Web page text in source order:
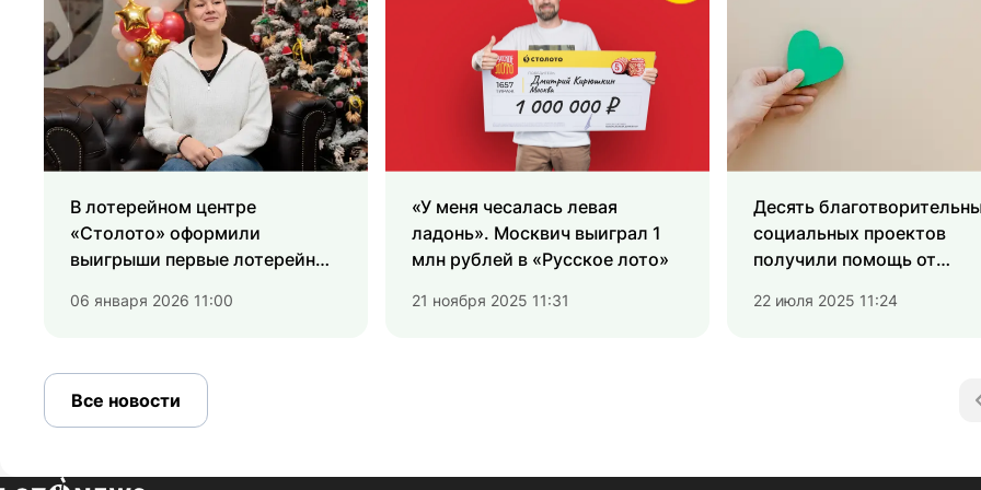
В лотерейном центре
«Столото» оформили
выигрыши первые лотерейные
тиража «Русского лото» из
06 января 2026 11:00
«У меня чесалась левая
ладонь». Москвич выиграл 1
млн рублей в «Русское лото»
21 ноября 2025 11:31
Десять
социальных проектов
получили помощь от
полугодии 2025 года
22 июля 2025 11:24
Все новости